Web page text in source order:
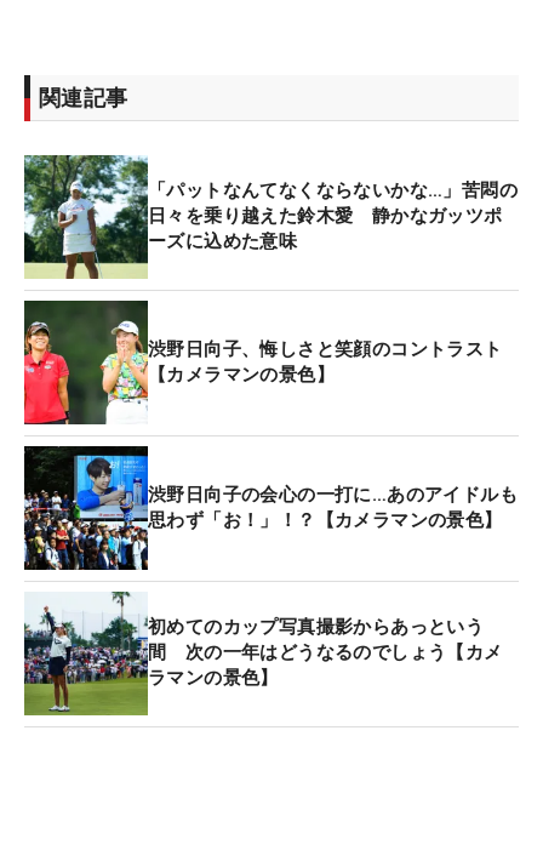
ないラッキーだった。
も関わらず当たった木を探してペコリと一礼した。
この光景を撮影していた鈴木祥カメラマンも驚きを
隠せなかった。
「最初は『何だろう』と見入ってしまったが、すぐ
に我に返りシャッターを押しました。優勝会見で
『久々のラッキーでした』と話していたようです
が、その後PING
ロは今年は本当にアンラッキーが多かったんです』
と話していました。それだけにお礼を言いたくなっ
たんだと思います」（鈴木カメラマン）
ウイニングパットを決めた後もかみしめるようなガ
ッツポーズだったため、こちらにも驚いたという鈴
木カメラマン。「不運やパッティングの不調を乗り
越えての優勝でかみしめるようなガッツポーズでし
たが、愛ちゃんらしいド派手なガッツポーズもまた
関連記事
「パットなんてなくならないかな…」苦悶の
日々を乗り越えた鈴木愛 静かなガッツポ
ーズに込めた意味
渋野日向子、悔しさと笑顔のコントラスト
【カメラマンの景色】
渋野日向子の会心の一打に…あのアイドルも
思わず「お！」！？【カメラマンの景色】
初めてのカップ写真撮影からあっという
間 次の一年はどうなるのでしょう【カメ
ラマンの景色】